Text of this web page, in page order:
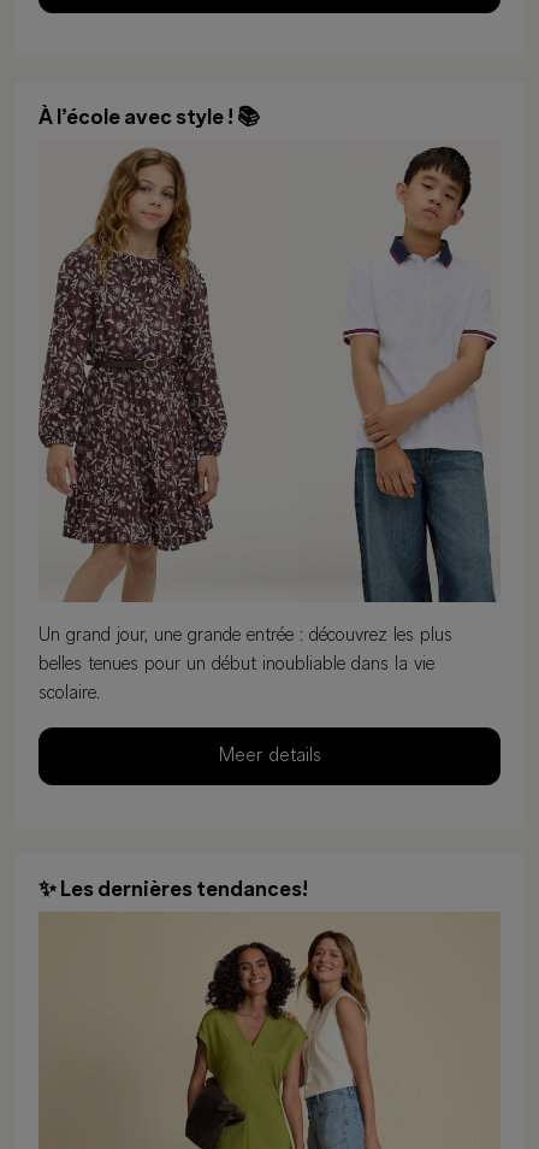
À l’école avec style ! 📚
Un grand jour, une grande entrée : découvrez les plus
belles tenues pour un début inoubliable dans la vie
scolaire.
Meer details
✨ Les dernières tendances!